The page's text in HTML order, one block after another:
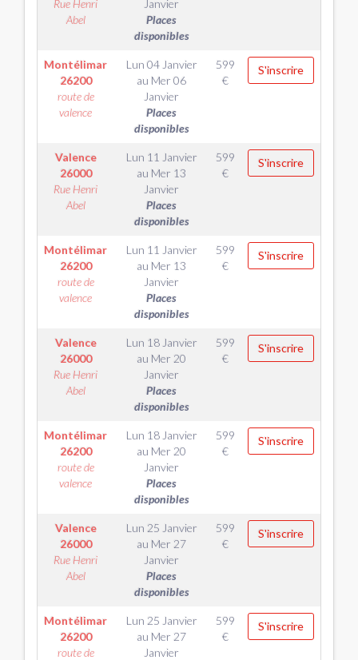
Rue Henri
Abel
Janvier
Places
disponibles
Montélimar
26200
route de
valence
Lun 04 Janvier
au Mer 06
Janvier
Places
disponibles
599
€
S'inscrire
Valence
26000
Rue Henri
Abel
Lun 11 Janvier
au Mer 13
Janvier
Places
disponibles
599
€
S'inscrire
Montélimar
26200
route de
valence
Lun 11 Janvier
au Mer 13
Janvier
Places
disponibles
599
€
S'inscrire
Valence
26000
Rue Henri
Abel
Lun 18 Janvier
au Mer 20
Janvier
Places
disponibles
599
€
S'inscrire
Montélimar
26200
route de
valence
Lun 18 Janvier
au Mer 20
Janvier
Places
disponibles
599
€
S'inscrire
Valence
26000
Rue Henri
Abel
Lun 25 Janvier
au Mer 27
Janvier
Places
disponibles
599
€
S'inscrire
Montélimar
26200
route de
Lun 25 Janvier
au Mer 27
Janvier
599
€
S'inscrire